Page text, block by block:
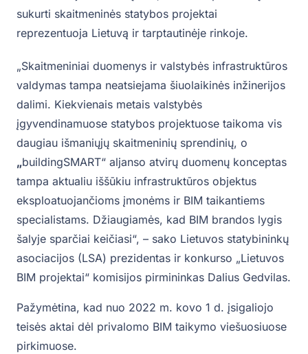
sukurti skaitmeninės statybos projektai
reprezentuoja Lietuvą ir tarptautinėje rinkoje.
„Skaitmeniniai duomenys ir valstybės infrastruktūros
valdymas tampa neatsiejama šiuolaikinės inžinerijos
dalimi. Kiekvienais metais valstybės
įgyvendinamuose statybos projektuose taikoma vis
daugiau išmaniųjų skaitmeninių sprendinių, o
„buildingSMART“ aljanso atvirų duomenų konceptas
tampa aktualiu iššūkiu infrastruktūros objektus
eksploatuojančioms įmonėms ir BIM taikantiems
specialistams. Džiaugiamės, kad BIM brandos lygis
šalyje sparčiai keičiasi“, – sako Lietuvos statybininkų
asociacijos (LSA) prezidentas ir konkurso „Lietuvos
BIM projektai“ komisijos pirmininkas Dalius Gedvilas.
Pažymėtina, kad nuo 2022 m. kovo 1 d. įsigaliojo
teisės aktai dėl privalomo BIM taikymo viešuosiuose
pirkimuose.